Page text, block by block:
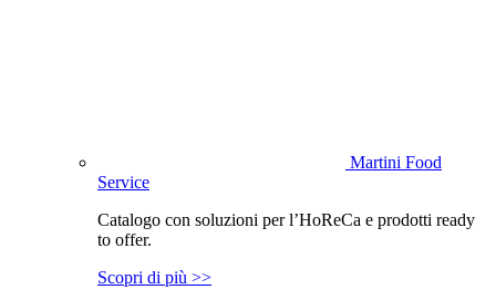
Martini Food
Service
Catalogo con soluzioni per l’HoReCa e prodotti ready
to offer.
Scopri di più >>